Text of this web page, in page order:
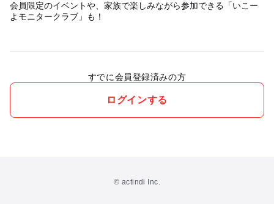
会員限定のイベントや、家族で楽しみながら参加できる「いこー
よモニタークラブ」も！
すでに会員登録済みの方
ログインする
© actindi Inc.